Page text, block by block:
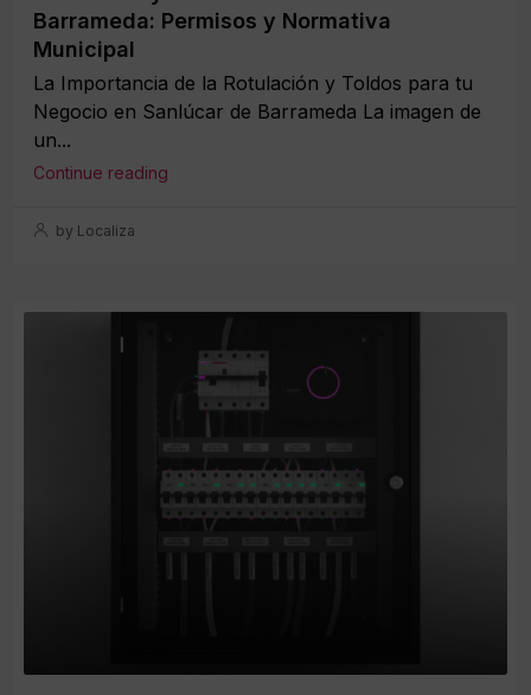
Barrameda: Permisos y Normativa
Municipal
La Importancia de la Rotulación y Toldos para tu
Negocio en Sanlúcar de Barrameda La imagen de
un...
Continue reading
by Localiza